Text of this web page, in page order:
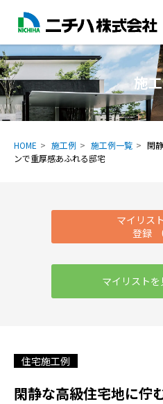
施
HOME 施工例 施工例一覧
閑
ンで重厚感あふれる邸宅
マイリス
登録
マイリスト
住宅施工例
閑静な高級住宅地に佇